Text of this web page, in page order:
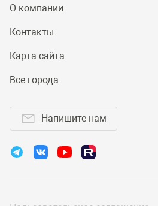
О компании
Контакты
Карта сайта
Все города
Напишите нам